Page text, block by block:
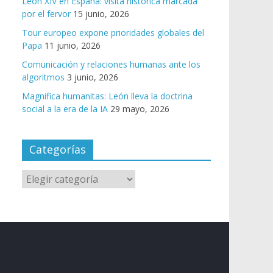
por el fervor 15 junio, 2026
Tour europeo expone prioridades globales del
Papa 11 junio, 2026
Comunicación y relaciones humanas ante los
algoritmos 3 junio, 2026
Magnifica humanitas: León lleva la doctrina
social a la era de la IA 29 mayo, 2026
Categorías